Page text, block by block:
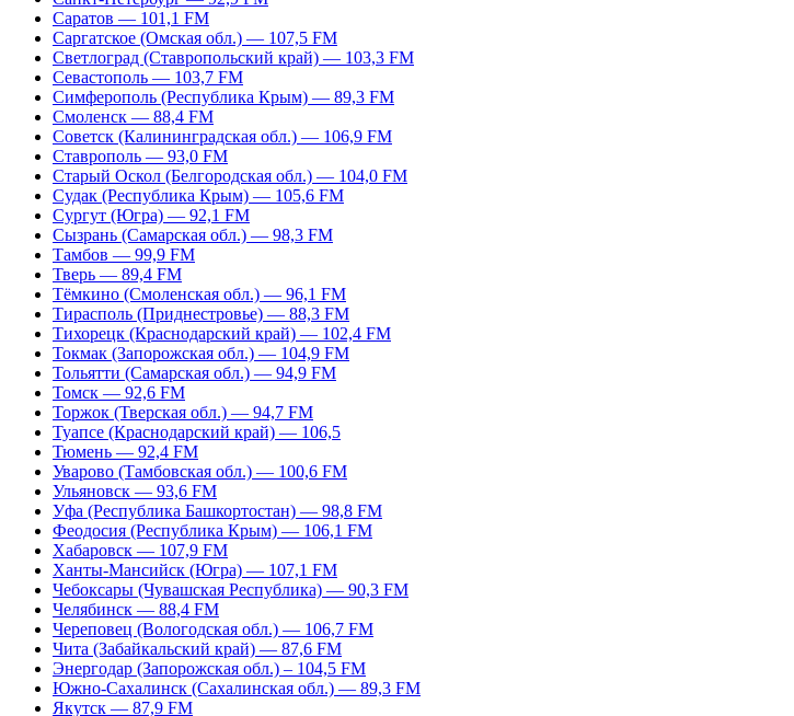
Саратов — 101,1 FM
Саргатское (Омская обл.) — 107,5 FM
Светлоград (Ставропольский край) — 103,3 FM
Севастополь — 103,7 FM
Симферополь (Республика Крым) — 89,3 FM
Смоленск — 88,4 FM
Советск (Калининградская обл.) — 106,9 FM
Ставрополь — 93,0 FM
Старый Оскол (Белгородская обл.) — 104,0 FM
Судак (Республика Крым) — 105,6 FM
Сургут (Югра) — 92,1 FM
Сызрань (Самарская обл.) — 98,3 FM
Тамбов — 99,9 FM
Тверь — 89,4 FM
Тёмкино (Смоленская обл.) — 96,1 FM
Тирасполь (Приднестровье) — 88,3 FM
Тихорецк (Краснодарский край) — 102,4 FM
Токмак (Запорожская обл.) — 104,9 FM
Тольятти (Самарская обл.) — 94,9 FM
Томск — 92,6 FM
Торжок (Тверская обл.) — 94,7 FM
Туапсе (Краснодарский край) — 106,5
Тюмень — 92,4 FM
Уварово (Тамбовская обл.) — 100,6 FM
Ульяновск — 93,6 FM
Уфа (Республика Башкортостан) — 98,8 FM
Феодосия (Республика Крым) — 106,1 FM
Хабаровск — 107,9 FM
Ханты-Мансийск (Югра) — 107,1 FM
Чебоксары (Чувашская Республика) — 90,3 FM
Челябинск — 88,4 FM
Череповец (Вологодская обл.) — 106,7 FM
Чита (Забайкальский край) — 87,6 FM
Энергодар (Запорожская обл.) – 104,5 FM
Южно-Сахалинск (Сахалинская обл.) — 89,3 FM
Якутск — 87,9 FM